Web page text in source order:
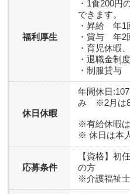
福利厚生
・1食200円
できます。
・昇給 年1
・賞与 年2
・育児休暇
・退職金制
・制服貸与
休日休暇
年間休日
み ※2月は8
※有給休暇
※ 休日は本
応募条件
【資格】初
の方
※介護福祉